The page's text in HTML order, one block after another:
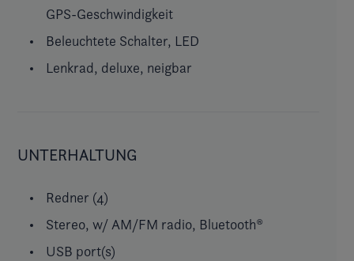
GPS-Geschwindigkeit
Beleuchtete Schalter, LED
Lenkrad, deluxe, neigbar
UNTERHALTUNG
Redner (4)
Stereo, w/ AM/FM radio, Bluetooth®
USB port(s)